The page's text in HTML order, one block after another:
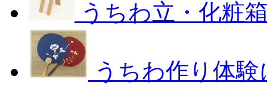
うちわ立・化粧
うちわ作り体